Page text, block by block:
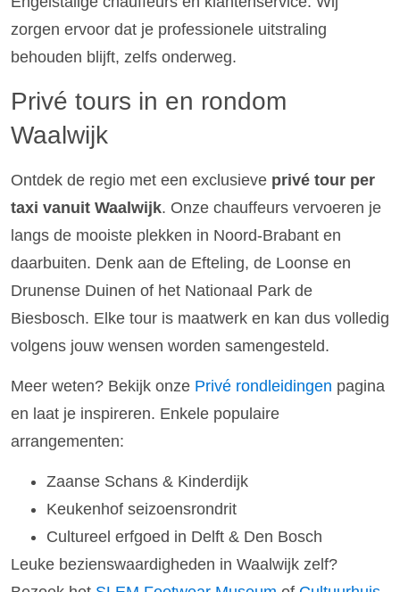
zorgen ervoor dat je professionele uitstraling
behouden blijft, zelfs onderweg.
Privé tours in en rondom
Waalwijk
Ontdek de regio met een exclusieve privé tour per
taxi vanuit Waalwijk. Onze chauffeurs vervoeren je
langs de mooiste plekken in Noord-Brabant en
daarbuiten. Denk aan de Efteling, de Loonse en
Drunense Duinen of het Nationaal Park de
Biesbosch. Elke tour is maatwerk en kan dus volledig
volgens jouw wensen worden samengesteld.
Meer weten? Bekijk onze Privé rondleidingen pagina
en laat je inspireren. Enkele populaire
arrangementen:
Zaanse Schans & Kinderdijk
Keukenhof seizoensrondrit
Cultureel erfgoed in Delft & Den Bosch
Leuke bezienswaardigheden in Waalwijk zelf?